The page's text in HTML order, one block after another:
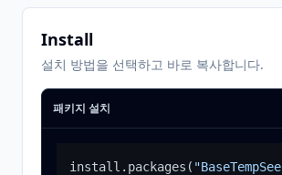
Install
설치 방법을 선택하고 바로 복사합니다.
패키지 설치
install.packages (